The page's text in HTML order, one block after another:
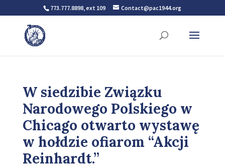
773.777.8898, ext 109 Contact@pac1944.org
W siedzibie Związku
Narodowego Polskiego w
Chicago otwarto wystawę
w hołdzie ofiarom “Akcji
Reinhardt.”